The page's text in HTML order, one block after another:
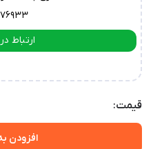
ارتباط
قیمت:
افزودن